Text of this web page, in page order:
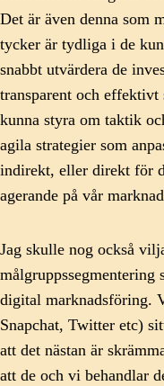
Det är även denna som
tycker är tydliga i de
snabbt utvärdera de
transparent och
kunna styra om taktik
agila strategier som
indirekt, eller direkt för
agerande på vår
Jag skulle nog också
målgruppssegmentering
digital marknadsföring.
Snapchat, Twitter etc)
att det nästan är
att de och vi behandlar